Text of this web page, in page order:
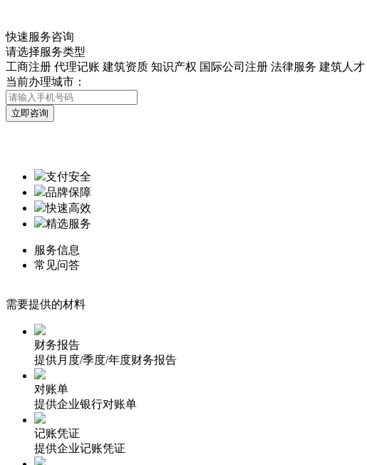
快速服务咨询
请选择服务类型
工商注册 代理记账 建筑资质 知识产权 国际公司注册 法律服务 建筑人才
当前办理城市：
支付安全
品牌保障
快速高效
精选服务
服务信息
常见问答
需要提供的材料
财务报告
提供月度/季度/年度财务报告
对账单
提供企业银行对账单
记账凭证
提供企业记账凭证